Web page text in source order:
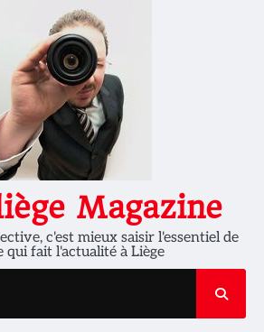
Magazine
c'est mieux saisir l'essentiel de
qui fait l'actualité à Liège